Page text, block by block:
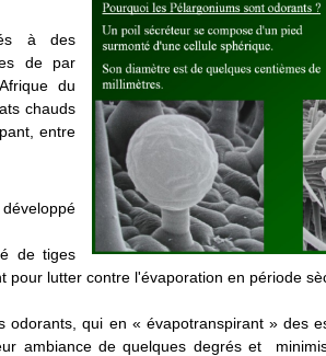
à des
de par
du
chauds
entre
de tiges
pour lutter contre l'évaporation en période
odorants, qui en « évapotranspirant » des
ambiance de quelques degrés et